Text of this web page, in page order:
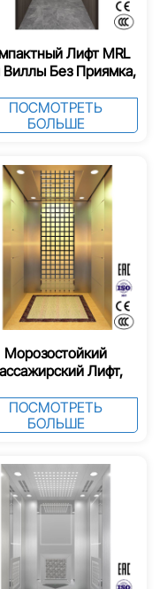
Лифт MRL
Виллы Без Приямка,
ПОСМОТРЕТЬ
БОЛЬШЕ
Морозостойкий
Лифт,
EAC
ПОСМОТРЕТЬ
БОЛЬШЕ